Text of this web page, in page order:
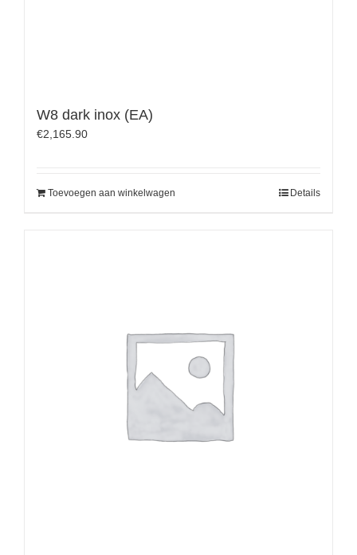
W8 dark inox (EA)
€2,165.90
Toevoegen aan winkelwagen Details